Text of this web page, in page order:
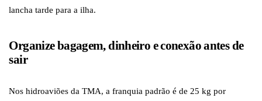
lancha tarde para a ilha.
Organize bagagem, dinheiro e conexão antes de
sair
Nos hidroaviões da TMA, a franquia padrão é de 25 kg por